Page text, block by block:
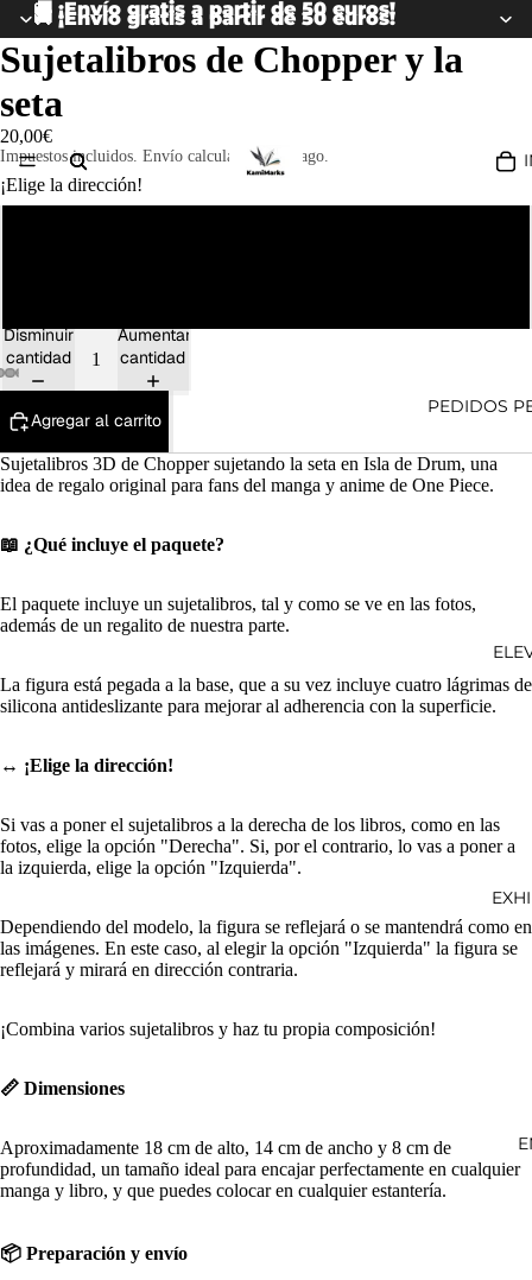
🚚 ¡Envío gratis a partir de 50 euros!
🚚 ¡Envío gratis a partir de 50 euros!
PEDIDOS
Sujetalibros de Chopper y la
seta
20,00€
Impuestos incluidos. Envío calculado en el pago.
¡Elige la dirección!
Disminuir
cantidad
Aumentar
cantidad
Agregar al carrito
Sujetalibros 3D de Chopper sujetando la seta en Isla de Drum, una
idea de regalo original para fans del manga y anime de One Piece.
📖 ¿Qué incluye el paquete?
El paquete incluye un sujetalibros, tal y como se ve en las fotos,
además de un regalito de nuestra parte.
La figura está pegada a la base, que a su vez incluye cuatro lágrimas de
silicona antideslizante para mejorar al adherencia con la superficie.
↔️ ¡Elige la dirección!
Si vas a poner el sujetalibros a la derecha de los libros, como en las
fotos, elige la opción "Derecha". Si, por el contrario, lo vas a poner a
la izquierda, elige la opción "Izquierda".
Dependiendo del modelo, la figura se reflejará o se mantendrá como en
las imágenes. En este caso, al elegir la opción "Izquierda" la figura se
reflejará y mirará en dirección contraria.
¡Combina varios sujetalibros y haz tu propia composición!
📏 Dimensiones
Aproximadamente 18 cm de alto, 14 cm de ancho y 8 cm de
profundidad, un tamaño ideal para encajar perfectamente en cualquier
manga y libro, y que puedes colocar en cualquier estantería.
📦 Preparación y envío